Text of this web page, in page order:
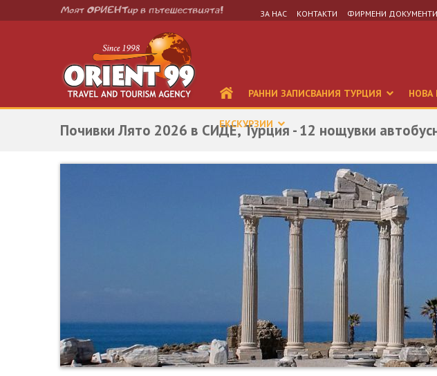
ЗА НАС КОНТАКТИ ФИРМЕНИ ДОКУМЕНТИ
РАННИ ЗАПИСВАНИЯ ТУРЦИЯ НОВА
ЕКСКУРЗИИ
Почивки Лято 2026 в СИДЕ, Турция - 12 нощувки